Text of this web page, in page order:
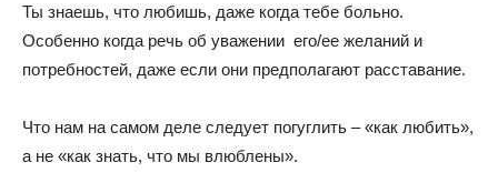
Ты знаешь, что любишь, даже когда тебе больно.
Особенно когда речь об уважении его/ее желаний и
потребностей, даже если они предполагают расставание.
Что нам на самом деле следует погуглить – «как любить»,
а не «как знать, что мы влюблены».